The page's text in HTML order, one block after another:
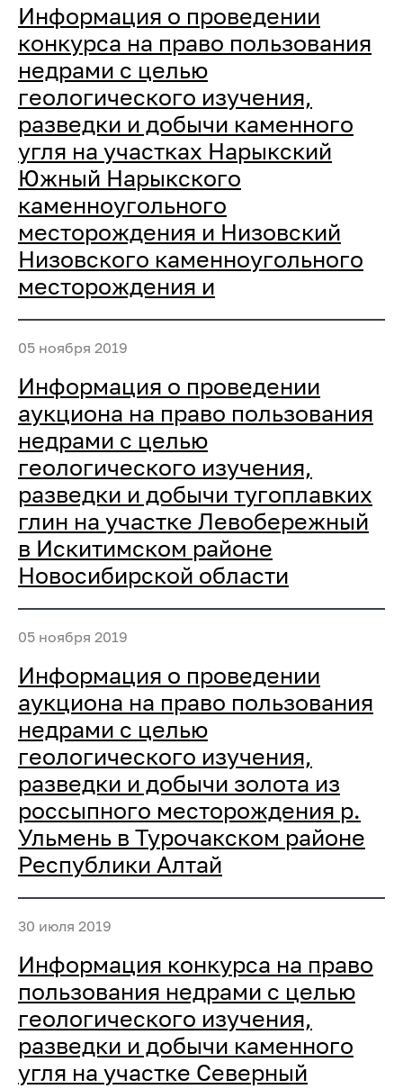
Информация о проведении
конкурса на право пользования
недрами с целью
геологического изучения,
разведки и добычи каменного
угля на участках Нарыкский
Южный Нарыкского
каменноугольного
месторождения и Низовский
Низовского каменноугольного
месторождения и
05 ноября 2019
Информация о проведении
аукциона на право пользования
недрами с целью
геологического изучения,
разведки и добычи тугоплавких
глин на участке Левобережный
в Искитимском районе
Новосибирской области
05 ноября 2019
Информация о проведении
аукциона на право пользования
недрами с целью
геологического изучения,
разведки и добычи золота из
россыпного месторождения р.
Ульмень в Турочакском районе
Республики Алтай
30 июля 2019
Информация конкурса на право
пользования недрами с целью
геологического изучения,
разведки и добычи каменного
угля на участке Северный